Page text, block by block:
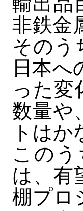
非鉄金
そのう
日本へ
った変
数量や
トは
この
は、有
棚プロ